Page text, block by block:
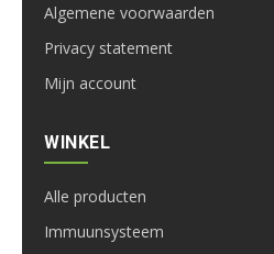
Algemene voorwaarden
Privacy statement
Mijn account
WINKEL
Alle producten
Immuunsysteem